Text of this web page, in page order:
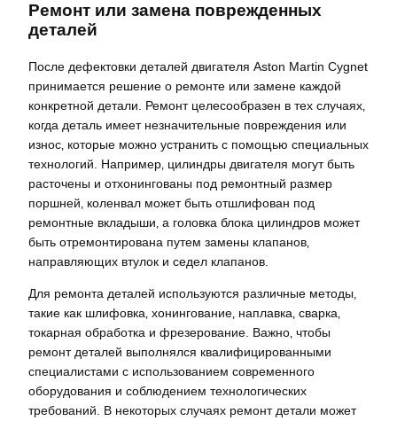
Ремонт или замена поврежденных
деталей
После дефектовки деталей двигателя Aston Martin Cygnet
принимается решение о ремонте или замене каждой
конкретной детали. Ремонт целесообразен в тех случаях‚
когда деталь имеет незначительные повреждения или
износ‚ которые можно устранить с помощью специальных
технологий. Например‚ цилиндры двигателя могут быть
расточены и отхонингованы под ремонтный размер
поршней‚ коленвал может быть отшлифован под
ремонтные вкладыши‚ а головка блока цилиндров может
быть отремонтирована путем замены клапанов‚
направляющих втулок и седел клапанов.
Для ремонта деталей используются различные методы‚
такие как шлифовка‚ хонингование‚ наплавка‚ сварка‚
токарная обработка и фрезерование. Важно‚ чтобы
ремонт деталей выполнялся квалифицированными
специалистами с использованием современного
оборудования и соблюдением технологических
требований. В некоторых случаях ремонт детали может